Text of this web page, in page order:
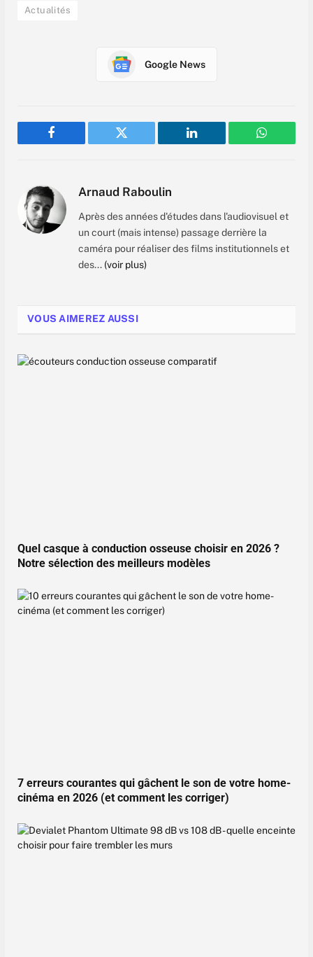
Actualités
Google News
Facebook Twitter LinkedIn
Arnaud Raboulin
Après des années d'études dans l'audiovisuel et
un court (mais intense) passage derrière la
caméra pour réaliser des films institutionnels et
des... (voir plus)
VOUS AIMEREZ AUSSI
Quel casque à conduction osseuse choisir en 2026 ?
Notre sélection des meilleurs modèles
7 erreurs courantes qui gâchent le son de votre home-
cinéma en 2026 (et comment les corriger)